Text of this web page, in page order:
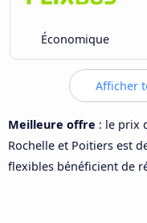
Économique
Afficher
Meilleure offre : le prix
Rochelle et Poitiers est
flexibles bénéficient de